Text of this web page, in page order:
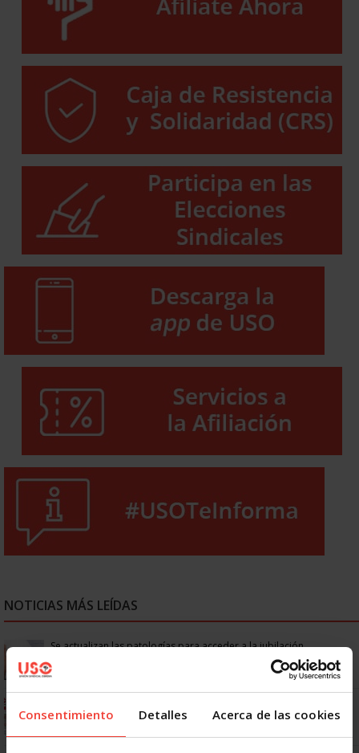
Consentimiento Detalles Acerca de las cookies
NOTICIAS MÁS LEÍDAS
Se actualizan las patologías para acceder a la jubilación